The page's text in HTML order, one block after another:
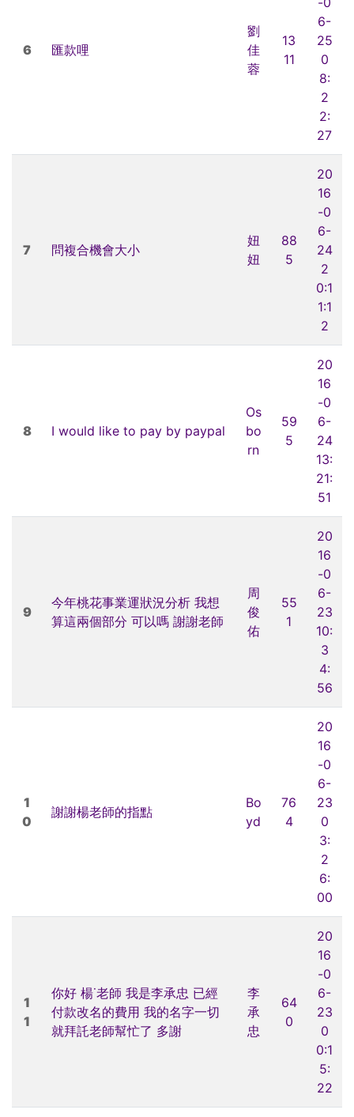
6 匯款哩
劉
佳
蓉
13
11
6-
25
0
8:
2
2:
27
7 問複合機會大小
妞
妞
88
5
20
16
-0
6-
24
2
0:1
1:1
2
8 I would like to pay by paypal
Os
bo
rn
59
5
20
16
-0
6-
24
13:
21:
51
9
今年桃花事業運狀況分析 我想
算這兩個部分 可以嗎 謝謝老師
周
俊
佑
55
1
20
16
-0
6-
23
10:
3
4:
56
1
0
謝謝楊老師的指點
Bo
yd
76
4
20
16
-0
6-
23
0
3:
2
6:
00
1
1
你好 楊˙老師 我是李承忠 已經
付款改名的費用 我的名字一切
就拜託老師幫忙了 多謝
李
承
忠
64
0
20
16
-0
6-
23
0
0:1
5:
22